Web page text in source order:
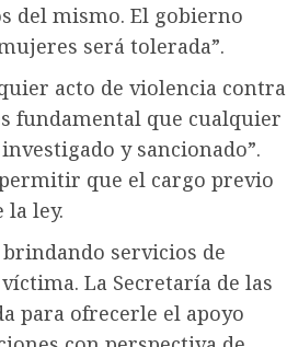
del mismo. El gobierno
será tolerada”.
acto de violencia contra
fundamental que cualquier
y sancionado”.
que el cargo previo
la ley.
servicios de
La Secretaría de las
para ofrecerle el apoyo